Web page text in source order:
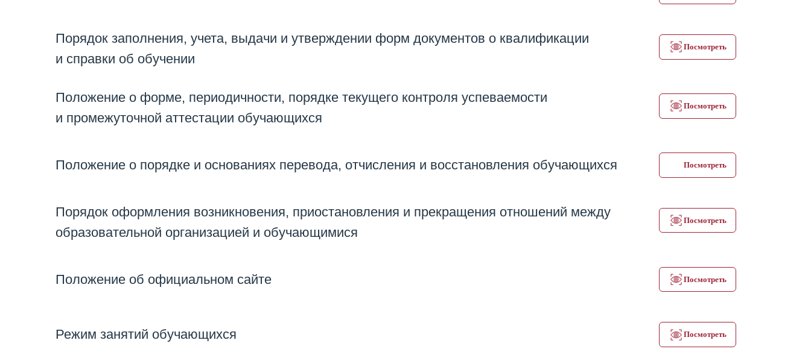
Порядок заполнения, учета, выдачи и утверждении форм документов о квалификации
и справки об обучении
Посмотреть
Положение о форме, периодичности, порядке текущего контроля успеваемости
и промежуточной аттестации обучающихся
Посмотреть
Положение о порядке и основаниях перевода, отчисления и восстановления обучающихся Посмотреть
Порядок оформления возникновения, приостановления и прекращения отношений между
образовательной организацией и обучающимися
Посмотреть
Положение об официальном сайте Посмотреть
Режим занятий обучающихся Посмотреть